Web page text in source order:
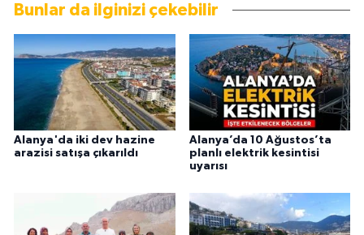
Bunlar da ilginizi çekebilir
Alanya'da iki dev hazine
arazisi satışa çıkarıldı
Alanya’da 10 Ağustos’ta
planlı elektrik kesintisi
uyarısı